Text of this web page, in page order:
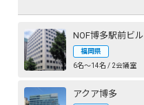
NOF博多駅前ビル
福岡県
6名〜14名 / 2会議室
アクア博多